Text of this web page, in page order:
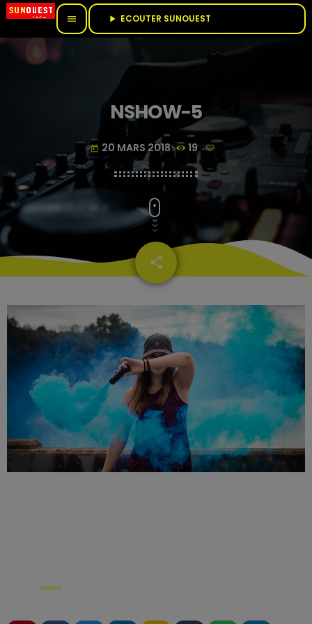
menu play_arrow
NSHOW-5
today 20 MARS 2018 19
share
email
ADMIN